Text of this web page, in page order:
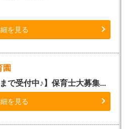
を見る
園
で受付中♪】保育士大募集...
を見る